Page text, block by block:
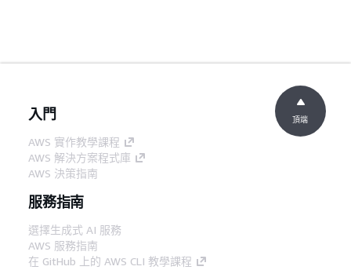
入門
AWS 實作教學課程
AWS 解決方案程式庫
AWS 決策指南
服務指南
選擇生成式 AI 服務
AWS 服務指南
在 GitHub 上的 AWS CLI 教學課程
頂端